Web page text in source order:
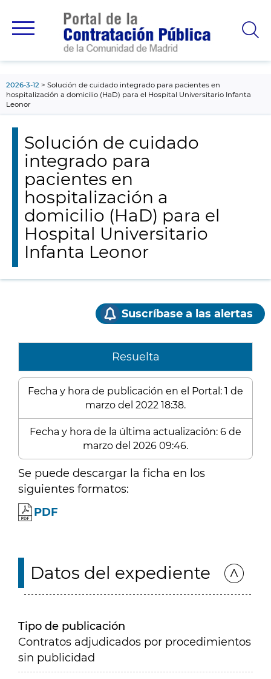
principal
2026-3-12
Solución de cuidado integrado para pacientes en
hospitalización a domicilio (HaD) para el Hospital Universitario Infanta
Leonor
Solución de cuidado
integrado para
pacientes en
hospitalización a
domicilio (HaD) para el
Hospital Universitario
Infanta Leonor
Suscríbase a las alertas
Resuelta
Fecha y hora de publicación en el Portal: 1 de
marzo del 2022 18:38.
Fecha y hora de la última actualización: 6 de
marzo del 2026 09:46.
Se puede descargar la ficha en los
siguientes formatos:
PDF
Datos del expediente
Tipo de publicación
Contratos adjudicados por procedimientos
sin publicidad